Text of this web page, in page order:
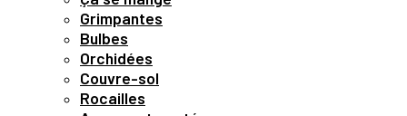
Grimpantes
Bulbes
Orchidées
Couvre-sol
Rocailles